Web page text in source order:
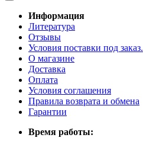
Информация
Литература
Отзывы
Условия поставки под заказ.
О магазине
Доставка
Оплата
Условия соглашения
Правила возврата и обмена
Гарантии
Время работы: